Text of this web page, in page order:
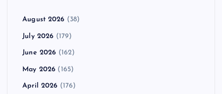
August 2026 (38)
July 2026 (179)
June 2026 (162)
May 2026 (165)
April 2026 (176)